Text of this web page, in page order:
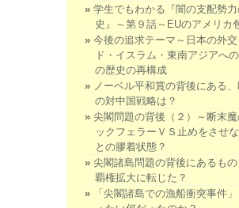
学生でもわかる『闇の支配勢
史』～第９話～EUのアメリカ
今後の追求テーマ～日本の外
ド・イスラム・東南アジアへ
の歴史の再構成
ノーベル平和賞の背後にある
の対中国戦略は？
尖閣問題の背後（２）～断末魔
ックフェラーＶＳ止めをさせ
との膠着状態？
尖閣諸島問題の背後にあるも
覇権拡大に転じた？
「尖閣諸島での漁船衝突事件